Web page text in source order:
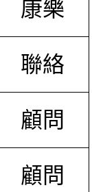
康樂
聯絡
顧問
顧問